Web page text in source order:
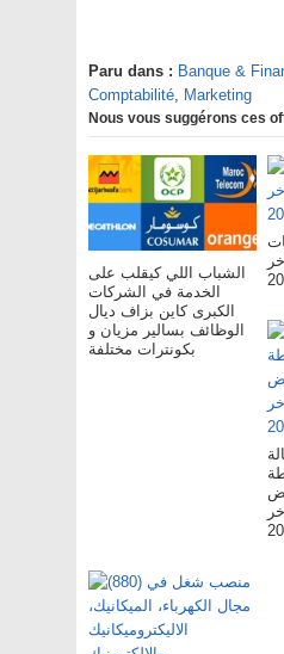
Paru dans : Banque &
Comptabilité, Marketing
Nous vous suggérons ces
الشباب اللي كيقلب على
الخدمة في الشركات
الكبرى كاين بزاف ديال
الوظائف بسالير مزيان و
بكونترات مختلفة